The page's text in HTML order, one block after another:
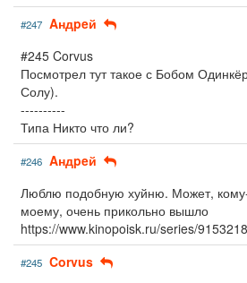
#247 Aндpeй
#245 Corvus
Посмотрел тут такое с Бобом
Солу).
----------
Типа Никто что ли?
#246 Aндpeй
Люблю подобную хуйню. Может,
моему, очень прикольно вышло
https://www.kinopoisk.ru/series/
#245 Corvus